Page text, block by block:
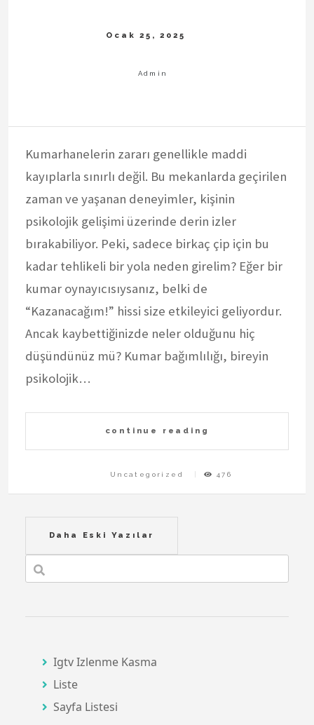
Kumarhanelerin zararı genellikle maddi
kayıplarla sınırlı değil. Bu mekanlarda geçirilen
zaman ve yaşanan deneyimler, kişinin
psikolojik gelişimi üzerinde derin izler
bırakabiliyor. Peki, sadece birkaç çip için bu
kadar tehlikeli bir yola neden girelim? Eğer bir
kumar oynayıcısıysanız, belki de
“Kazanacağım!” hissi size etkileyici geliyordur.
Ancak kaybettiğinizde neler olduğunu hiç
düşündünüz mü? Kumar bağımlılığı, bireyin
psikolojik…
continue reading
Uncategorized 476
YazıDaha Eski Yazılar
Igtv Izlenme Kasma
Liste
Sayfa Listesi